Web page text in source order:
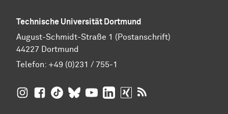
Technische Universität Dortmund
August-Schmidt-Straße 1 (Postanschrift)
44227 Dortmund
Telefon: +49 (0)231 / 755-1
TU Dortmund auf Insta­gram
TU Dortmund auf Facebook
TU Dortmund auf TikTok
TU Dortmund auf BlueSky
TU Dortmund auf YouTube
TU Dortmund auf LinkedIn
TU Dortmund auf XING